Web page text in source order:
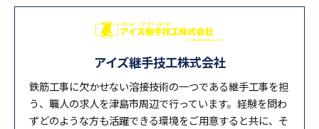
アイズ継手技工株式会社
鉄筋工事に欠かせない溶接技術の一つである継手工事を担
う、職人の求人を津島市周辺で行っています。経験を問わ
ずどのような方も活躍できる環境をご用意すると共に、そ